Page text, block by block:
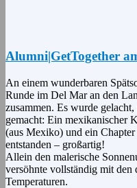
Alumni|GetTogether
An einem wunderbaren
Runde im Del Mar an den
zusammen. Es wurde
gemacht: Ein mexikanischer
(aus Mexiko) und ein
entstanden – großartig!
Allein den malerische
versöhnte vollständig mit den
Temperaturen.